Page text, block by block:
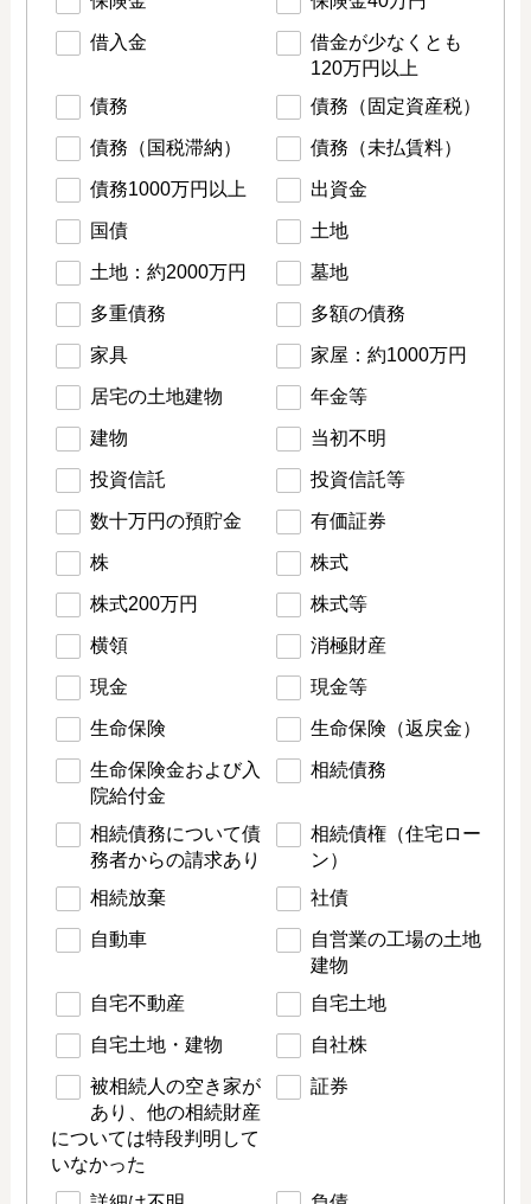
借入金
借金が少なくとも
120万円以上
債務
債務（固定資産税）
債務（国税滞納） 債務（未払賃料）
債務1000万円以上 出資金
国債 土地
土地：約2000万円 墓地
多重債務 多額の債務
家具 家屋：約1000万円
居宅の土地建物 年金等
建物 当初不明
投資信託 投資信託等
数十万円の預貯金 有価証券
株 株式
株式200万円 株式等
横領 消極財産
現金 現金等
生命保険 生命保険（返戻金）
生命保険金および入
院給付金
相続債務
相続債務について債
務者からの請求あり
相続債権（住宅ロー
ン）
相続放棄
社債
自動車
自営業の工場の土地
建物
自宅不動産
自宅土地
自宅土地・建物 自社株
被相続人の空き家が
あり、他の相続財産
については特段判明して
いなかった
証券